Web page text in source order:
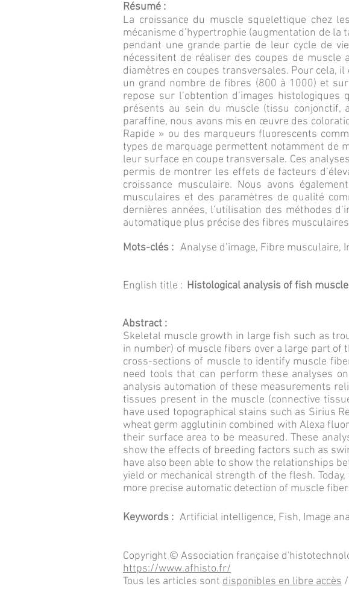
Résumé :
La croissance du muscle squelettique chez
mécanisme d’hypertrophie (augmentation de
pendant une grande partie de leur cycle de
nécessitent de réaliser des coupes de
diamètres en coupes transversales. Pour cela,
un grand nombre de fibres (800 à 1000) et
repose sur l’obtention d’images
présents au sein du muscle (tissu conjonctif,
paraffine, nous avons mis en œuvre des
Rapide » ou des marqueurs fluorescents
types de marquage permettent notamment de
leur surface en coupe transversale. Ces
permis de montrer les effets de facteurs
croissance musculaire. Nous avons
musculaires et des paramètres de qualité
dernières années, l’utilisation des méthodes
automatique plus précise des fibres
Mots-clés : Analyse d’image, Fibre musculaire,
English title : Histological analysis of fish
Abstract :
Skeletal muscle growth in large fish such as
in number) of muscle fibers over a large part of
cross-sections of muscle to identify muscle
need tools that can perform these analyses
analysis automation of these measurements
tissues present in the muscle (connective
have used topographical stains such as Sirius
wheat germ agglutinin combined with Alexa
their surface area to be measured. These
show the effects of breeding factors such as
have also been able to show the relationships
yield or mechanical strength of the flesh.
more precise automatic detection of muscle
Keywords : Artificial intelligence, Fish, Image
Copyright © Association française
https://www.afhisto.fr/
Tous les articles sont disponibles en libre accès